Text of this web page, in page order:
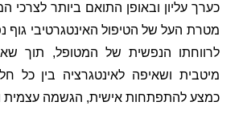
כערך עליון ובאופן התואם ביותר לצרכי
מטרת העל של הטיפול האינטגרטיבי גוף
לרווחתו הנפשית של המטופל, תוך
מיטבית ושאיפה לאינטגרציה בין כל
כמצע להתפתחות אישית, הגשמה עצמית